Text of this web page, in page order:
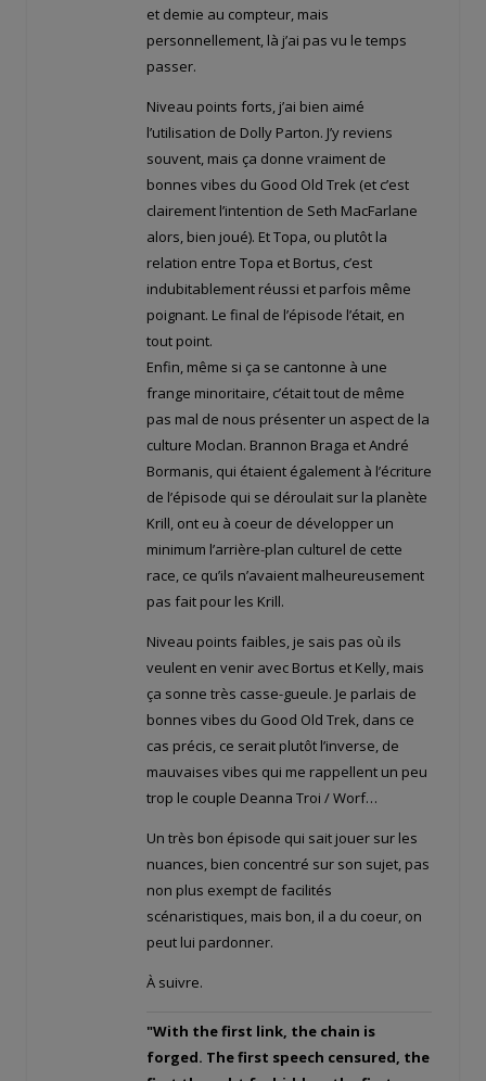
et demie au compteur, mais
personnellement, là j’ai pas vu le temps
passer.
Niveau points forts, j’ai bien aimé
l’utilisation de Dolly Parton. J’y reviens
souvent, mais ça donne vraiment de
bonnes vibes du Good Old Trek (et c’est
clairement l’intention de Seth MacFarlane
alors, bien joué). Et Topa, ou plutôt la
relation entre Topa et Bortus, c’est
indubitablement réussi et parfois même
poignant. Le final de l’épisode l’était, en
tout point.
Enfin, même si ça se cantonne à une
frange minoritaire, c’était tout de même
pas mal de nous présenter un aspect de la
culture Moclan. Brannon Braga et André
Bormanis, qui étaient également à l’écriture
de l’épisode qui se déroulait sur la planète
Krill, ont eu à coeur de développer un
minimum l’arrière-plan culturel de cette
race, ce qu’ils n’avaient malheureusement
pas fait pour les Krill.
Niveau points faibles, je sais pas où ils
veulent en venir avec Bortus et Kelly, mais
ça sonne très casse-gueule. Je parlais de
bonnes vibes du Good Old Trek, dans ce
cas précis, ce serait plutôt l’inverse, de
mauvaises vibes qui me rappellent un peu
trop le couple Deanna Troi / Worf…
Un très bon épisode qui sait jouer sur les
nuances, bien concentré sur son sujet, pas
non plus exempt de facilités
scénaristiques, mais bon, il a du coeur, on
peut lui pardonner.
À suivre.
"With the first link, the chain is
forged. The first speech censured, the